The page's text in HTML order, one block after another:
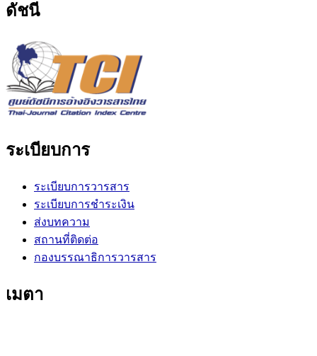
ดัชนี
ระเบียบการ
ระเบียบการวารสาร
ระเบียบการชำระเงิน
ส่งบทความ
สถานที่ติดต่อ
กองบรรณาธิการวารสาร
เมตา